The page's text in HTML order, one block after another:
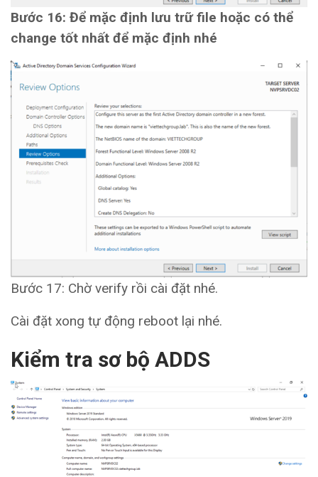
Bước 16: Để mặc định lưu trữ file hoặc có thể
change tốt nhất để mặc định nhé
Bước 17: Chờ verify rồi cài đặt nhé.
Cài đặt xong tự động reboot lại nhé.
Kiểm tra sơ bộ ADDS